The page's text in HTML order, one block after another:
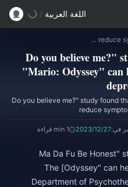
اللغة العربية /
"Do you believe me?" study found that playing "Mario: Odyssey" can help reduce symptoms of depression
"Do you believe me?"
"Mario: Odyssey" can
"Do you believe me?" study found
reduce
في:2023/12/27 1 min قراءة
["Ma Da Fu Be
Odyssey" can help reduce depressive symptoms] The
Department of